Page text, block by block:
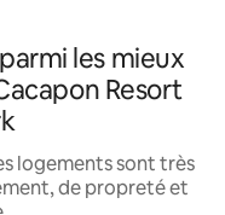
les mieux
Resort
logements sont très
de propreté et